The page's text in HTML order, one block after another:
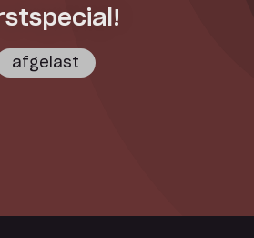
afgelast